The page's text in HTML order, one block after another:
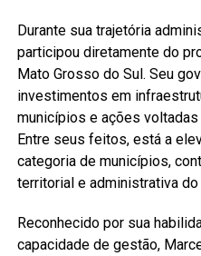
Durante sua trajetória
participou diretamente do
Mato Grosso do Sul. Seu
investimentos em
municípios e ações
Entre seus feitos, está a
categoria de municípios,
territorial e administrativa do
Reconhecido por sua
capacidade de gestão,